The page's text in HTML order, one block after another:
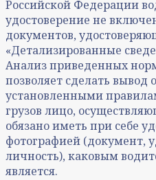
Российской Федерации
удостоверение не
документов,
«Детализированные
Анализ приведенных
позволяет сделать вывод
установленными
грузов лицо,
обязано иметь при себе
фотографией (документ,
личность), каковым
является.